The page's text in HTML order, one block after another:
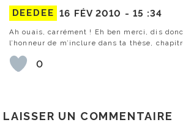
DEEDEE 16 FÉV 2010 - 15 :34
Ah ouais, carrément ! Eh ben merci, dis
l’honneur de m’inclure dans ta thèse,
0
LAISSER UN COMMENTAIRE